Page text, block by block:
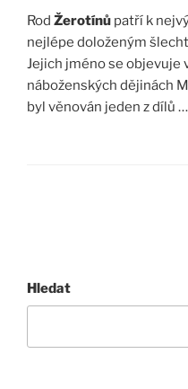
Rod Žerotínů patří k
nejlépe doloženým
Jejich jméno se objevuje
náboženských dějinách
byl věnován jeden z dílů …
Hledat